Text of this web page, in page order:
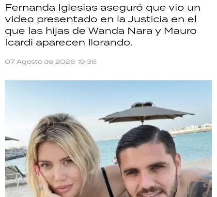
Fernanda Iglesias aseguró que vio un
video presentado en la Justicia en el
que las hijas de Wanda Nara y Mauro
Icardi aparecen llorando.
07 Agosto de 2026 19:36